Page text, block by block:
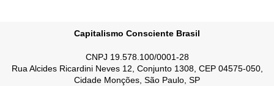
Capitalismo Consciente Brasil
CNPJ 19.578.100/0001-28
Rua Alcides Ricardini Neves 12, Conjunto 1308, CEP 04575-050,
Cidade Monções, São Paulo, SP